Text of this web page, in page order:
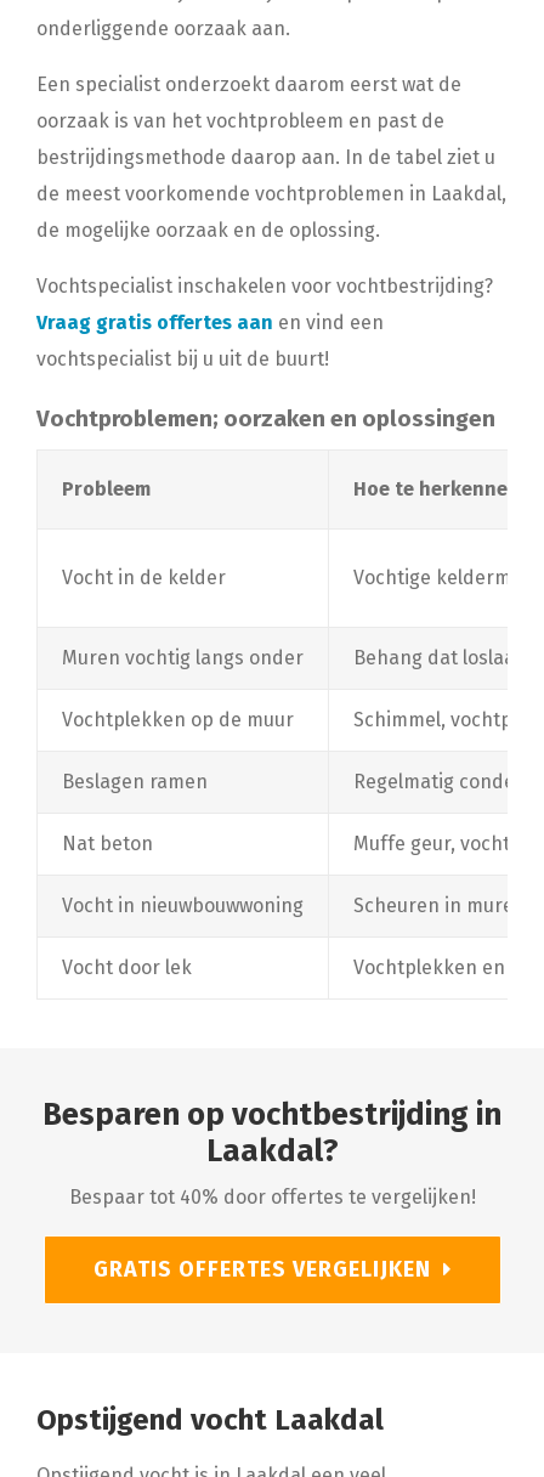
onderliggende oorzaak aan.
Een specialist onderzoekt daarom eerst wat de
oorzaak is van het vochtprobleem en past de
bestrijdingsmethode daarop aan. In de tabel ziet u
de meest voorkomende vochtproblemen in Laakdal,
de mogelijke oorzaak en de oplossing.
Vochtspecialist inschakelen voor vochtbestrijding?
Vraag gratis offertes aan en vind een
vochtspecialist bij u uit de buurt!
Vochtproblemen; oorzaken en oplossingen
Probleem Hoe te herkennen?
Vocht in de kelder Vochtige
Muren vochtig langs onder Behang dat loslaat,
Vochtplekken op de muur Schimmel,
Beslagen ramen Regelmatig
Nat beton Muffe geur,
Vocht in nieuwbouwwoning Scheuren in muren
Vocht door lek Vochtplekken en
Besparen op vochtbestrijding in
Laakdal?
Bespaar tot 40% door offertes te vergelijken!
GRATIS OFFERTES VERGELIJKEN
Opstijgend vocht Laakdal